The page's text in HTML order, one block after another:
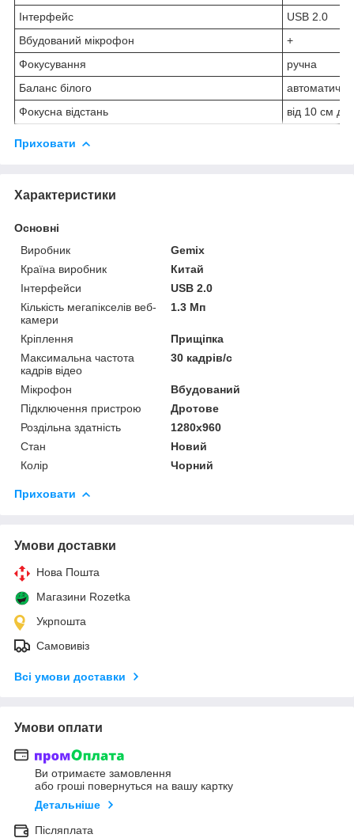
Інтерфейс
USB 2.0
Вбудований мікрофон
+
Фокусування
ручна
Баланс білого
Фокусна відстань
від 10 см до
Приховати
Характеристики
Основні
Виробник
Gemix
Країна виробник
Китай
Інтерфейси
USB 2.0
Кількість мегапікселів веб-
камери
1.3 Мп
Кріплення
Прищіпка
Максимальна частота
кадрів відео
30 кадрів/с
Мікрофон
Вбудований
Підключення пристрою
Дротове
Роздільна здатність
1280x960
Стан
Новий
Колір
Чорний
Приховати
Умови доставки
Нова Пошта
Магазини Rozetka
Укрпошта
Самовивіз
Всі умови доставки
Умови оплати
Ви отримаєте замовлення
або гроші повернуться на вашу картку
Детальніше
Післяплата